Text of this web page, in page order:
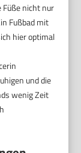
nicht nur
Fußbad mit
hier optimal
und die
wenig Zeit